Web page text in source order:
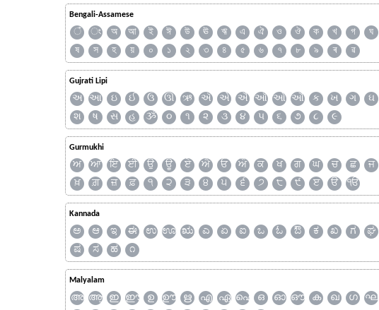
Bengali-Assamese
ঁ ং অ আ ই ঈ উ ঊ ঋ এ ঐ ও ঔ ক খ গ ঘ
ষ
স হ য় ০ ১ ২ ৩ ৪ ৫ ৬ ৭ ৮ ৯ ৰ ৱ
Gujrati Lipi
અ આ ઇ ઈ ઉ ઊ ઋ ઍ એ ઐ ઑ ઓ ઔ ક ખ ગ ઘ
શ
ષ સ હ ૐ ૦ ૧ ૨ ૩ ૪ ૫ ૬ ૭ ૮ ૯
Gurmukhi
ਅ ਆ ਇ ਈ ਉ ਊ ਏ ਐ ਓ ਔ ਕ ਖ ਗ ਘ ਚ ਛ ਜ
ਖ਼
ਗ਼ ਜ਼ ਫ਼ ੧ ੨ ੩ ੪ ੫ ੬ ੭ ੮ ੯ ੲ ੳ ੴ
Kannada
ಅ ಆ ಇ ಈ ಉ ಊ ಋ ಎ ಏ ಐ ಒ ಓ ಔ ಕ ಖ ಗ ಘ
ಷ
ಸ ಹ ೧
Malyalam
അ ആ ഇ ഈ ഉ ഊ ഋ എ ഏ ഐ ഒ ഓ ഔ ക ഖ ഗ ഘ